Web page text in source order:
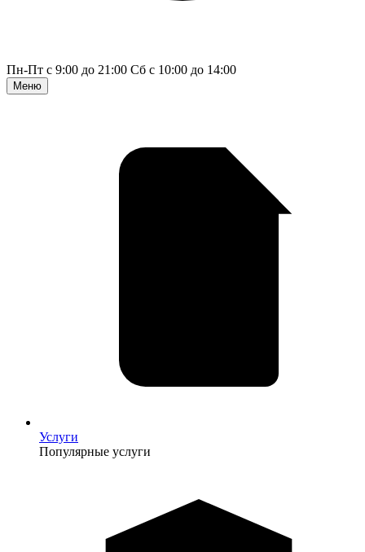
Пн-Пт с 9:00 до 21:00 Сб с 10:00 до 14:00
Меню
Услуги
Популярные услуги